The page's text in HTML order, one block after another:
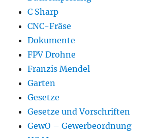
C Sharp
CNC-Fräse
Dokumente
FPV Drohne
Franzis Mendel
Garten
Gesetze
Gesetze und Vorschriften
GewO – Gewerbeordnung